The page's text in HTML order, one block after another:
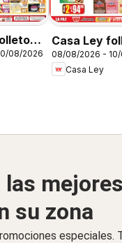
08/2026
Casa Ley
Verano de
08/08/2026 -
Casa Ley
las
su zona
especiales.